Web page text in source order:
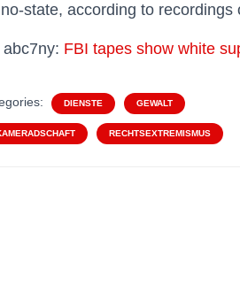
state, according to recordings
FBI tapes show white
DIENSTE GEWALT
RECHTSEXTREMISMUS